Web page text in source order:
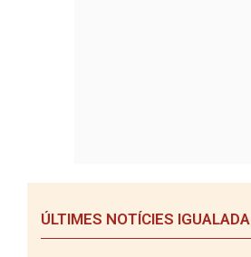
ÚLTIMES NOTÍCIES IGUALADA